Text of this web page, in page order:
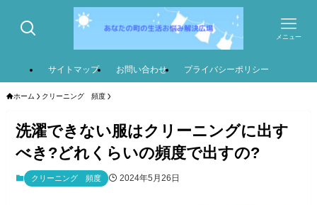
メニュー
サイトマップ お問い合わせ プライバシーポリシー
ホーム クリーニング 頻度
洗濯できない服はクリーニングに出す
べき?どれくらいの頻度で出すの?
クリーニング 頻度 2024年5月26日